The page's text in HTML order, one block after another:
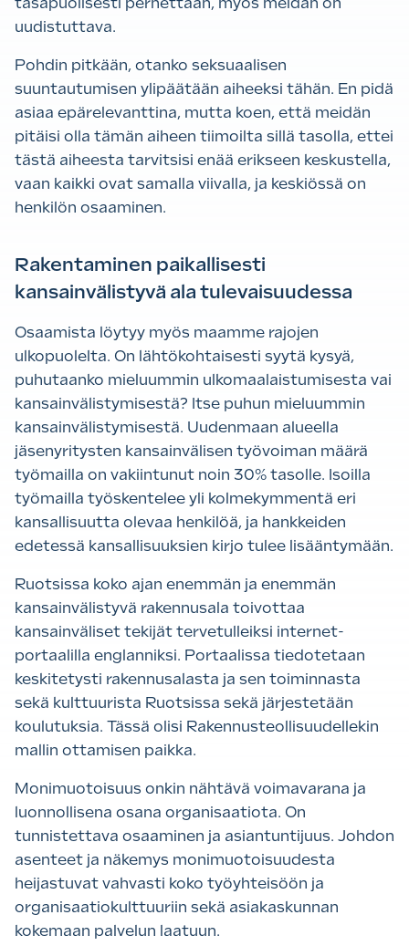
uudistuttava.
Pohdin pitkään, otanko seksuaalisen
suuntautumisen ylipäätään aiheeksi tähän. En pidä
asiaa epärelevanttina, mutta koen, että meidän
pitäisi olla tämän aiheen tiimoilta sillä tasolla, ettei
tästä aiheesta tarvitsisi enää erikseen keskustella,
vaan kaikki ovat samalla viivalla, ja keskiössä on
henkilön osaaminen.
Rakentaminen paikallisesti
kansainvälistyvä ala tulevaisuudessa
Osaamista löytyy myös maamme rajojen
ulkopuolelta. On lähtökohtaisesti syytä kysyä,
puhutaanko mieluummin ulkomaalaistumisesta vai
kansainvälistymisestä? Itse puhun mieluummin
kansainvälistymisestä. Uudenmaan alueella
jäsenyritysten kansainvälisen työvoiman määrä
työmailla on vakiintunut noin 30% tasolle. Isoilla
työmailla työskentelee yli kolmekymmentä eri
kansallisuutta olevaa henkilöä, ja hankkeiden
edetessä kansallisuuksien kirjo tulee lisääntymään.
Ruotsissa koko ajan enemmän ja enemmän
kansainvälistyvä rakennusala toivottaa
kansainväliset tekijät tervetulleiksi internet-
portaalilla englanniksi. Portaalissa tiedotetaan
keskitetysti rakennusalasta ja sen toiminnasta
sekä kulttuurista Ruotsissa sekä järjestetään
koulutuksia. Tässä olisi Rakennusteollisuudellekin
mallin ottamisen paikka.
Monimuotoisuus onkin nähtävä voimavarana ja
luonnollisena osana organisaatiota. On
tunnistettava osaaminen ja asiantuntijuus. Johdon
asenteet ja näkemys monimuotoisuudesta
heijastuvat vahvasti koko työyhteisöön ja
organisaatiokulttuuriin sekä asiakaskunnan
kokemaan palvelun laatuun.